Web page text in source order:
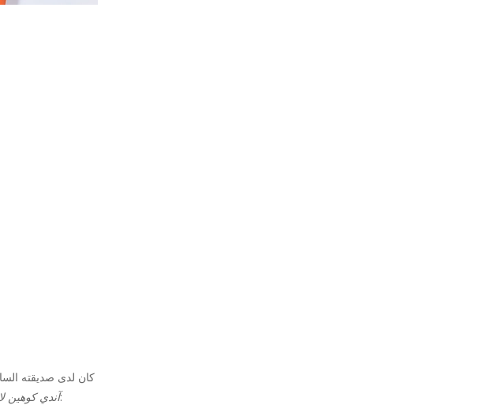
كان لدى صديقته
آندي كوهينناقشت جهودها لمساعدة رودجرز وعائلته في إصلاح علاقتهم. كما أعطت رأيها الصراع: